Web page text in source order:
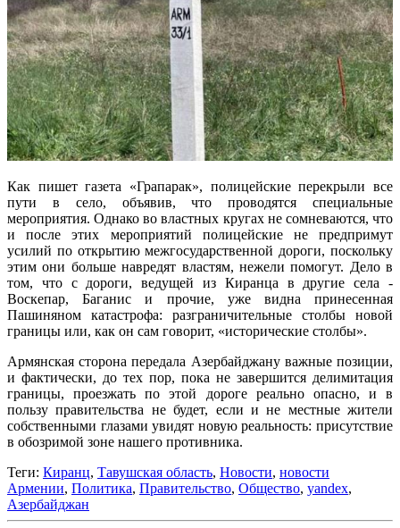
Как пишет газета «Грапарак», полицейские перекрыли все
пути в село, объявив, что проводятся специальные
мероприятия. Однако во властных кругах не сомневаются, что
и после этих мероприятий полицейские не предпримут
усилий по открытию межгосударственной дороги, поскольку
этим они больше навредят властям, нежели помогут. Дело в
том, что с дороги, ведущей из Киранца в другие села -
Воскепар, Баганис и прочие, уже видна принесенная
Пашиняном катастрофа: разграничительные столбы новой
границы или, как он сам говорит, «исторические столбы».
Армянская сторона передала Азербайджану важные позиции,
и фактически, до тех пор, пока не завершится делимитация
границы, проезжать по этой дороге реально опасно, и в
пользу правительства не будет, если и не местные жители
собственными глазами увидят новую реальность: присутствие
в обозримой зоне нашего противника.
Теги: Киранц, Тавушская область, Новости, новости
Армении, Политика, Правительство, Общество, yandex,
Азербайджан